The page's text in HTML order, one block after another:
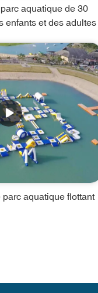
aquatique de 30
enfants et des adultes
aquatique flottant